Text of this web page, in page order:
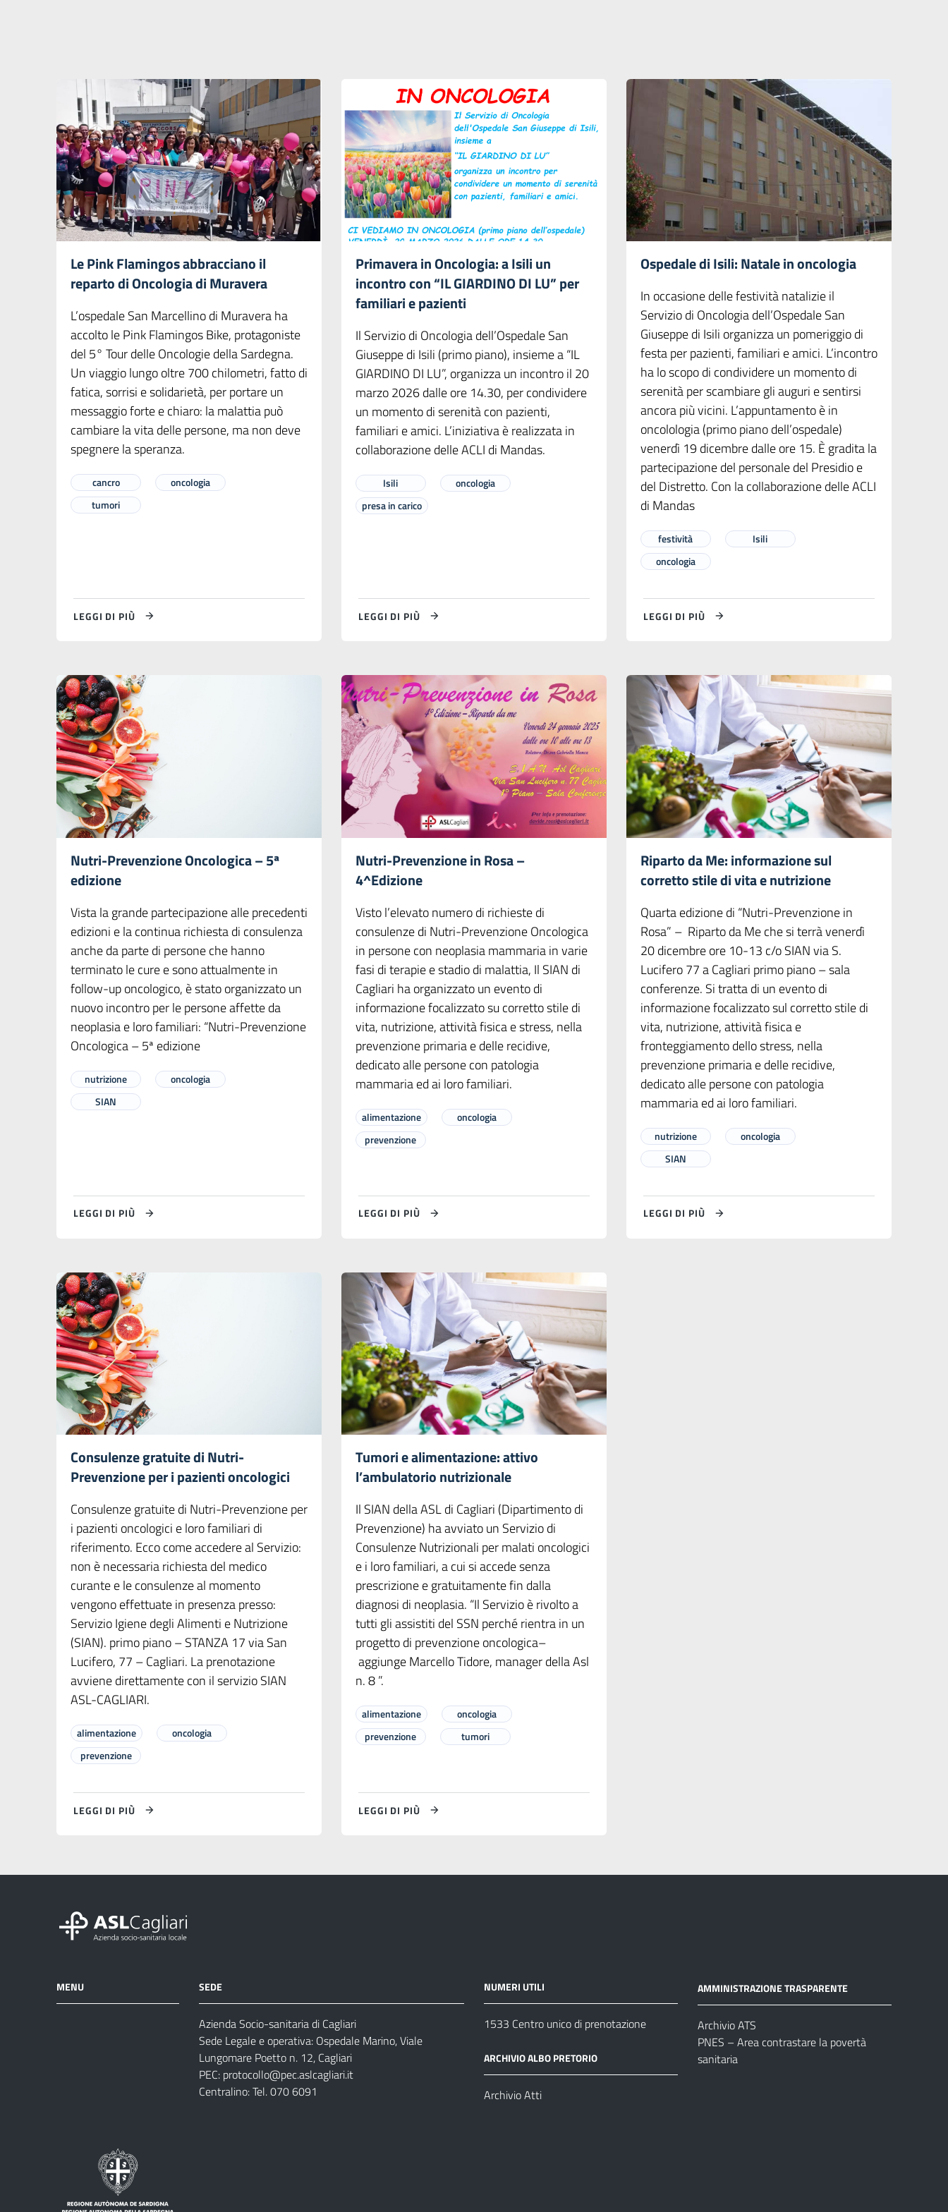
Le Pink Flamingos abbracciano il
reparto di Oncologia di Muravera
L’ospedale San Marcellino di Muravera ha
accolto le Pink Flamingos Bike, protagoniste
del 5° Tour delle Oncologie della Sardegna.
Un viaggio lungo oltre 700 chilometri, fatto di
fatica, sorrisi e solidarietà, per portare un
messaggio forte e chiaro: la malattia può
cambiare la vita delle persone, ma non deve
spegnere la speranza.
cancro
oncologia
tumori
LEGGI DI PIÙ
Primavera in Oncologia: a Isili un
incontro con “IL GIARDINO DI LU” per
familiari e pazienti
Il Servizio di Oncologia dell’Ospedale San
Giuseppe di Isili (primo piano), insieme a “IL
GIARDINO DI LU”, organizza un incontro il 20
marzo 2026 dalle ore 14.30, per condividere
un momento di serenità con pazienti,
familiari e amici. L’iniziativa è realizzata in
collaborazione delle ACLI di Mandas.
Isili
oncologia
presa in carico
LEGGI DI PIÙ
Ospedale di Isili: Natale in oncologia
In occasione delle festività natalizie il
Servizio di Oncologia dell’Ospedale San
Giuseppe di Isili organizza un pomeriggio di
festa per pazienti, familiari e amici. L’incontro
ha lo scopo di condividere un momento di
serenità per scambiare gli auguri e sentirsi
ancora più vicini. L’appuntamento è in
oncolologia (primo piano dell’ospedale)
venerdì 19 dicembre dalle ore 15. È gradita la
partecipazione del personale del Presidio e
del Distretto. Con la collaborazione delle ACLI
di Mandas
festività
Isili
oncologia
LEGGI DI PIÙ
Nutri-Prevenzione Oncologica – 5ª
edizione
Vista la grande partecipazione alle precedenti
edizioni e la continua richiesta di consulenza
anche da parte di persone che hanno
terminato le cure e sono attualmente in
follow-up oncologico, è stato organizzato un
nuovo incontro per le persone affette da
neoplasia e loro familiari: “Nutri-Prevenzione
Oncologica – 5ª edizione
nutrizione
oncologia
SIAN
LEGGI DI PIÙ
Nutri-Prevenzione in Rosa –
4^Edizione
Visto l’elevato numero di richieste di
consulenze di Nutri-Prevenzione Oncologica
in persone con neoplasia mammaria in varie
fasi di terapie e stadio di malattia, Il SIAN di
Cagliari ha organizzato un evento di
informazione focalizzato su corretto stile di
vita, nutrizione, attività fisica e stress, nella
prevenzione primaria e delle recidive,
dedicato alle persone con patologia
mammaria ed ai loro familiari.
alimentazione
oncologia
prevenzione
LEGGI DI PIÙ
Riparto da Me: informazione sul
corretto stile di vita e nutrizione
Quarta edizione di “Nutri-Prevenzione in
Rosa” – Riparto da Me che si terrà venerdì
20 dicembre ore 10-13 c/o SIAN via S.
Lucifero 77 a Cagliari primo piano – sala
conferenze. Si tratta di un evento di
informazione focalizzato sul corretto stile di
vita, nutrizione, attività fisica e
fronteggiamento dello stress, nella
prevenzione primaria e delle recidive,
dedicato alle persone con patologia
mammaria ed ai loro familiari.
nutrizione
oncologia
SIAN
LEGGI DI PIÙ
Consulenze gratuite di Nutri-
Prevenzione per i pazienti oncologici
Consulenze gratuite di Nutri-Prevenzione per
i pazienti oncologici e loro familiari di
riferimento. Ecco come accedere al Servizio:
non è necessaria richiesta del medico
curante e le consulenze al momento
vengono effettuate in presenza presso:
Servizio Igiene degli Alimenti e Nutrizione
(SIAN). primo piano – STANZA 17 via San
Lucifero, 77 – Cagliari. La prenotazione
avviene direttamente con il servizio SIAN
ASL-CAGLIARI.
alimentazione
oncologia
prevenzione
LEGGI DI PIÙ
Tumori e alimentazione: attivo
l’ambulatorio nutrizionale
Il SIAN della ASL di Cagliari (Dipartimento di
Prevenzione) ha avviato un Servizio di
Consulenze Nutrizionali per malati oncologici
e i loro familiari, a cui si accede senza
prescrizione e gratuitamente fin dalla
diagnosi di neoplasia. “Il Servizio è rivolto a
tutti gli assistiti del SSN perché rientra in un
progetto di prevenzione oncologica–
aggiunge Marcello Tidore, manager della Asl
n. 8 ”.
alimentazione
oncologia
prevenzione
tumori
LEGGI DI PIÙ
MENU SEDE
Azienda Socio-sanitaria di Cagliari
Sede Legale e operativa: Ospedale Marino, Viale
Lungomare Poetto n. 12, Cagliari
PEC: protocollo@pec.aslcagliari.it
Centralino: Tel. 070 6091
NUMERI UTILI
1533 Centro unico di prenotazione
ARCHIVIO ALBO PRETORIO
Archivio Atti
AMMINISTRAZIONE TRASPARENTE
Archivio ATS
PNES – Area contrastare la povertà
sanitaria